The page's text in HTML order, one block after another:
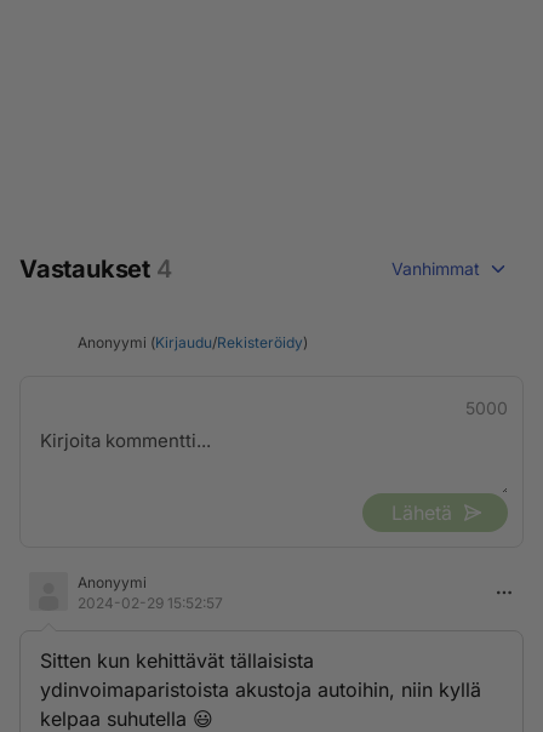
Vastaukset 4 Vanhimmat
Anonyymi (Kirjaudu/Rekisteröidy)
5000
Lähetä
Anonyymi
2024-02-29 15:52:57
Sitten kun kehittävät tällaisista
ydinvoimaparistoista akustoja autoihin, niin kyllä
kelpaa suhutella 😃